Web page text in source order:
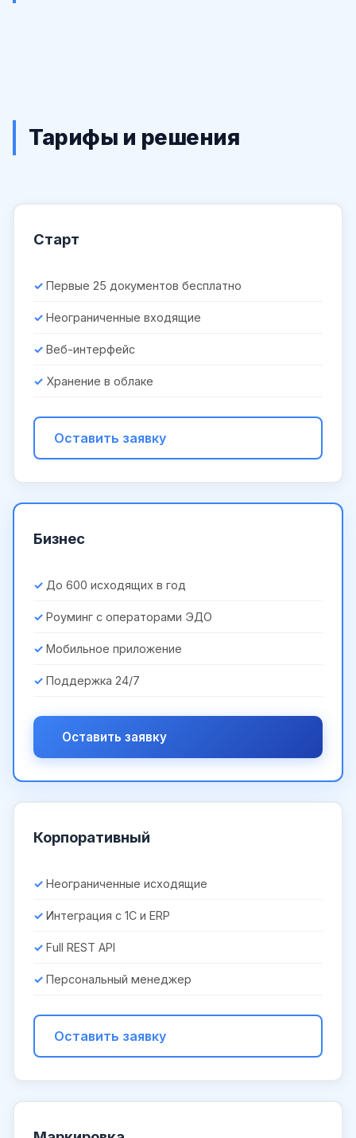
Тарифы и решения
Старт
Первые 25 документов бесплатно
Неограниченные входящие
Веб-интерфейс
Хранение в облаке
Оставить заявку
Бизнес
До 600 исходящих в год
Роуминг с операторами ЭДО
Мобильное приложение
Поддержка 24/7
Оставить заявку
Корпоративный
Неограниченные исходящие
Интеграция с 1С и ERP
Full REST API
Персональный менеджер
Оставить заявку